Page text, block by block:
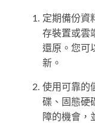
定期備份資
存裝置或雲
還原。您可
新。
使用可靠的
碟、固態硬
障的機會，